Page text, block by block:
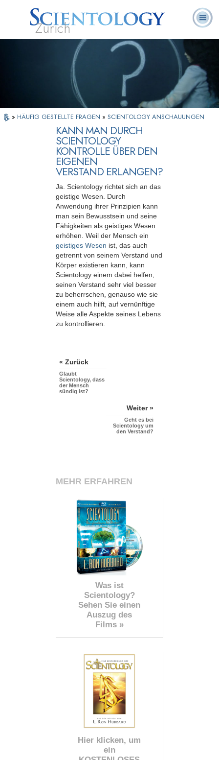
Zürich
Scientology?
Ehrenamtliche
Geistliche
Häufig gestellte
Fragen
» HÄUFIG GESTELLTE FRAGEN » SCIENTOLOGY ANSCHAUUNGEN
KANN MAN DURCH
SCIENTOLOGY
KONTROLLE ÜBER DEN
EIGENEN
VERSTAND ERLANGEN?
Ja. Scientology richtet sich an das
geistige Wesen. Durch
Anwendung ihrer Prinzipien kann
man sein Bewusstsein und seine
Fähigkeiten als geistiges Wesen
erhöhen. Weil der Mensch ein
geistiges Wesen ist, das auch
getrennt von seinem Verstand und
Körper existieren kann, kann
Scientology einem dabei helfen,
seinen Verstand sehr viel besser
zu beherrschen, genauso wie sie
einem auch hilft, auf vernünftige
Weise alle Aspekte seines Lebens
zu kontrollieren.
« Zurück
Glaubt
Scientology, dass
der Mensch
sündig ist?
Weiter »
Geht es bei
Scientology um
den Verstand?
MEHR ERFAHREN
Was ist
Scientology?
Sehen Sie einen
Auszug des
Films »
Hier klicken, um
ein